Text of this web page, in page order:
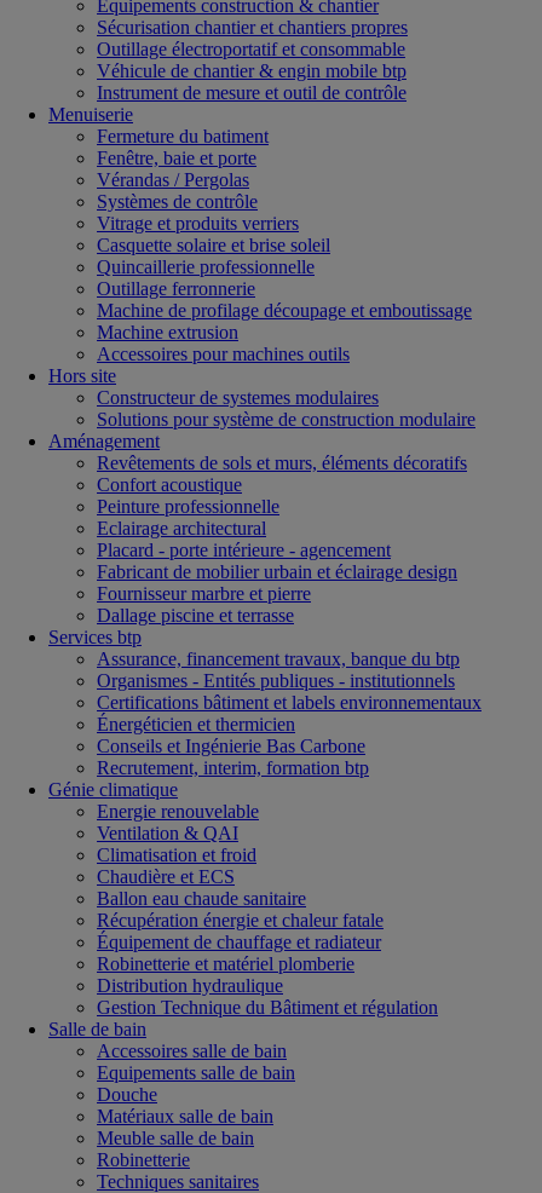
Equipements construction & chantier
Sécurisation chantier et chantiers propres
Outillage électroportatif et consommable
Véhicule de chantier & engin mobile btp
Instrument de mesure et outil de contrôle
Menuiserie
Fermeture du batiment
Fenêtre, baie et porte
Vérandas / Pergolas
Systèmes de contrôle
Vitrage et produits verriers
Casquette solaire et brise soleil
Quincaillerie professionnelle
Outillage ferronnerie
Machine de profilage découpage et emboutissage
Machine extrusion
Accessoires pour machines outils
Hors site
Constructeur de systemes modulaires
Solutions pour système de construction modulaire
Aménagement
Revêtements de sols et murs, éléments décoratifs
Confort acoustique
Peinture professionnelle
Eclairage architectural
Placard - porte intérieure - agencement
Fabricant de mobilier urbain et éclairage design
Fournisseur marbre et pierre
Dallage piscine et terrasse
Services btp
Assurance, financement travaux, banque du btp
Organismes - Entités publiques - institutionnels
Certifications bâtiment et labels environnementaux
Énergéticien et thermicien
Conseils et Ingénierie Bas Carbone
Recrutement, interim, formation btp
Génie climatique
Energie renouvelable
Ventilation & QAI
Climatisation et froid
Chaudière et ECS
Ballon eau chaude sanitaire
Récupération énergie et chaleur fatale
Équipement de chauffage et radiateur
Robinetterie et matériel plomberie
Distribution hydraulique
Gestion Technique du Bâtiment et régulation
Salle de bain
Accessoires salle de bain
Equipements salle de bain
Douche
Matériaux salle de bain
Meuble salle de bain
Robinetterie
Techniques sanitaires